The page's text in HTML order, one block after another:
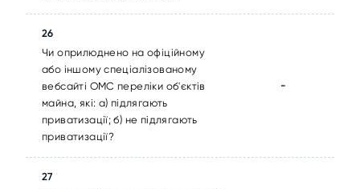
26
Чи оприлюднено на офіційному
або іншому спеціалізованому
вебсайті ОМС переліки об'єктів
майна, які: а) підлягають
приватизації; б) не підлягають
приватизації?
-
27